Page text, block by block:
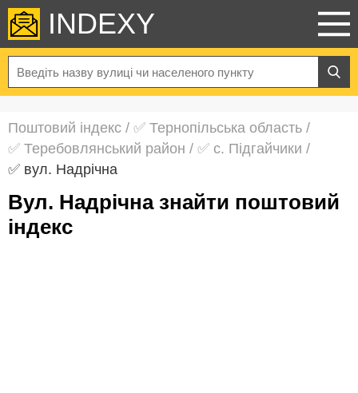
INDEXY
Поштовий індекс / ✅ Тернопільська область /
✅ Теребовлянський район / ✅ с. Підгайчики /
✅ вул. Надрічна
вул. Надрічна знайти поштовий
індекс